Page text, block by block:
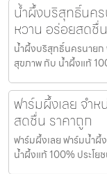
น้ำผึ้งบริสุทธิ์นค
หวาน อร่อยสดชื่
น้ำผึ้งบริสุทธิ์นครนายก
สุขภาพ กับ น้ำผึ้งแท้
ฟาร์มผึ้งเลย จำ
สดชื่น ราคาถูก
ฟาร์มผึ้งเลย ฟาร์มน้ำผึ้
น้ำผึ้งแท้ 100% ประโย